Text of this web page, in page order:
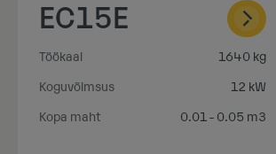
EC15E
Töökaal
1640 kg
Koguvõimsus
12 kW
Kopa maht
0.01 - 0.05 m3